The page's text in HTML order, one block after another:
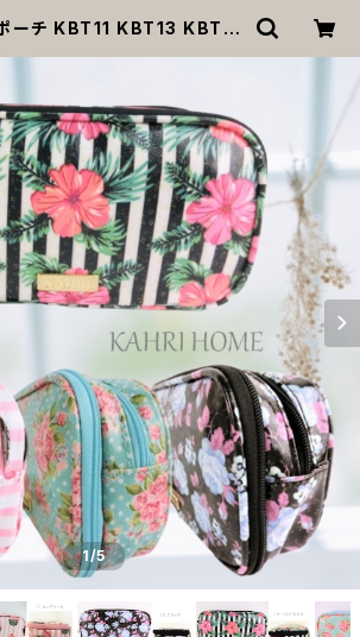
ーチ KBT11 KBT13 KBT14
1/5